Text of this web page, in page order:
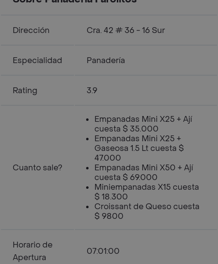
Dirección Cra. 42 # 36 - 16 Sur
Especialidad Panadería
Rating 3.9
Cuanto sale?
Empanadas Mini X25 + Ají
cuesta $ 35.000
Empanadas Mini X25 +
Gaseosa 1.5 Lt cuesta $
47.000
Empanadas Mini X50 + Ají
cuesta $ 69.000
Miniempanadas X15 cuesta
$ 18.300
Croissant de Queso cuesta
$ 9800
Horario de
Apertura
07:01:00